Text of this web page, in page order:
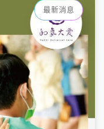
最新消息